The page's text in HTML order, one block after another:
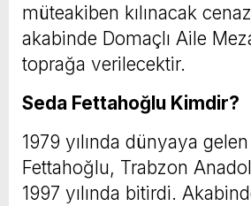
müteakiben kılınacak
akabinde Domaçlı Aile
toprağa verilecektir.
Seda Fettahoğlu Kimdir?
1979 yılında dünyaya
Fettahoğlu, Trabzon
1997 yılında bitirdi.